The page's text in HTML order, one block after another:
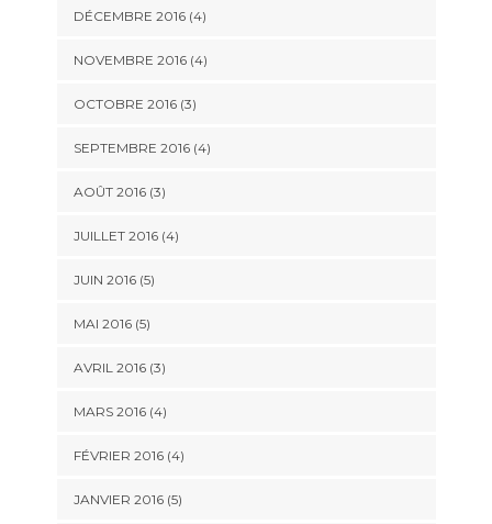
DÉCEMBRE 2016(4)
NOVEMBRE 2016(4)
OCTOBRE 2016(3)
SEPTEMBRE 2016(4)
AOÛT 2016(3)
JUILLET 2016(4)
JUIN 2016(5)
MAI 2016(5)
AVRIL 2016(3)
MARS 2016(4)
FÉVRIER 2016(4)
JANVIER 2016(5)